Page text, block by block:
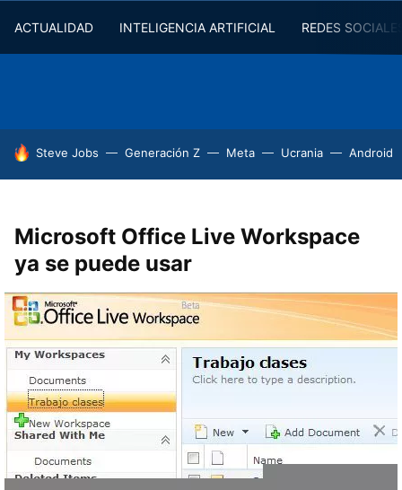
ACTUALIDAD INTELIGENCIA ARTIFICIAL REDES
HOY SE HABLA DE
Steve Jobs Generación Z Meta Ucrania Android
Microsoft Office Live Workspace
ya se puede usar